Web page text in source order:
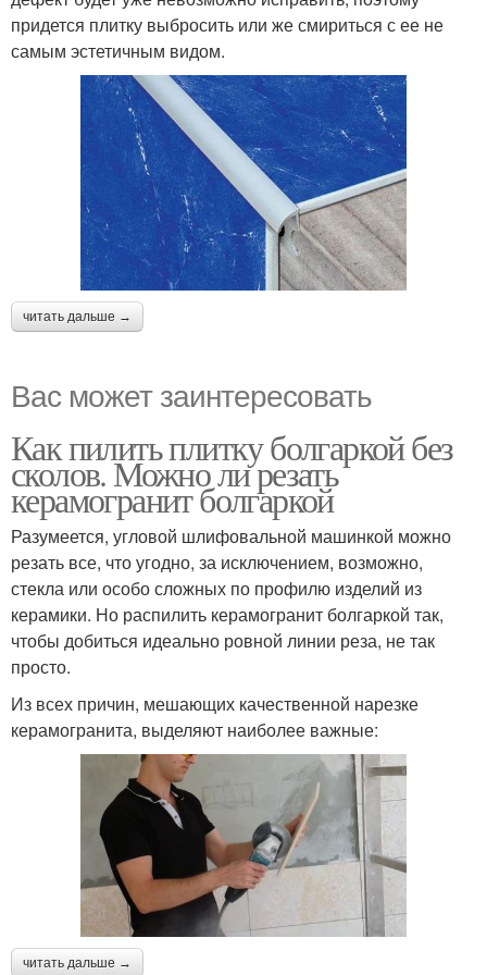
придется плитку выбросить или же смириться с ее не
самым эстетичным видом.
читать дальше →
Вас может заинтересовать
Как пилить плитку болгаркой без
сколов. Можно ли резать
керамогранит болгаркой
Разумеется, угловой шлифовальной машинкой можно
резать все, что угодно, за исключением, возможно,
стекла или особо сложных по профилю изделий из
керамики. Но распилить керамогранит болгаркой так,
чтобы добиться идеально ровной линии реза, не так
просто.
Из всех причин, мешающих качественной нарезке
керамогранита, выделяют наиболее важные:
читать дальше →